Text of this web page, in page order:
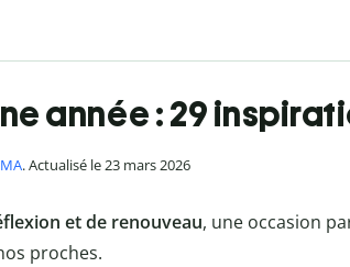
année : 29
. Actualisé le 23 mars 2026
et de renouveau, une occasion
proches.